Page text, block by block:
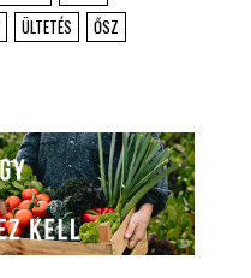
ÜLTETÉS ŐSZ